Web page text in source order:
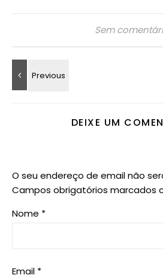
Sem
DEIXE UM
O seu endereço de email não
Campos obrigatórios marcados
Nome *
Email *